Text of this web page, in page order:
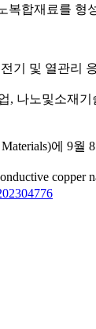
복합재료를 형
기 및 열관리
나노및소재
에 9월
copper